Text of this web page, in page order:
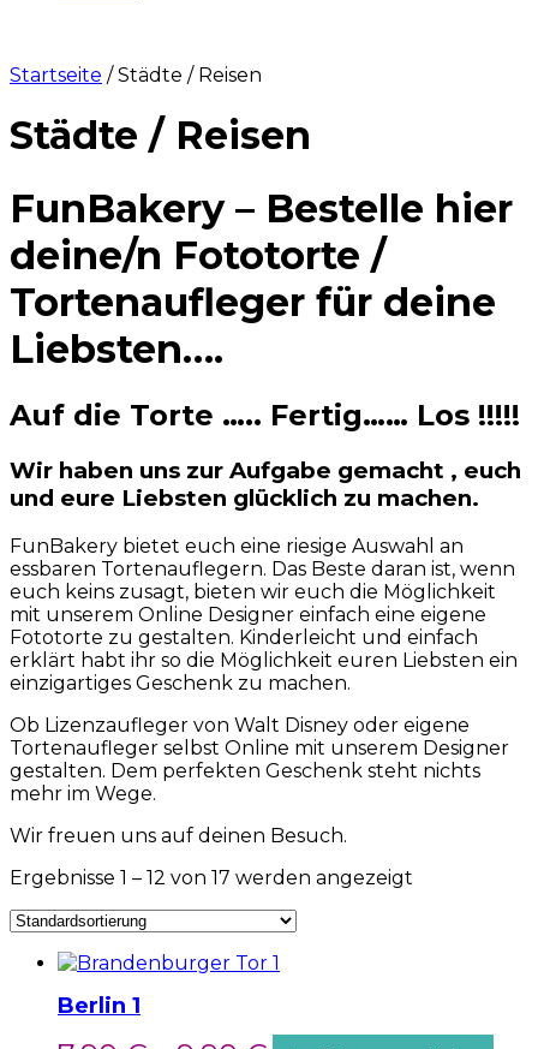
Startseite / Städte / Reisen
Städte / Reisen
FunBakery – Bestelle hier
deine/n Fototorte /
Tortenaufleger für deine
Liebsten….
Auf die Torte ….. Fertig…… Los !!!!!
Wir haben uns zur Aufgabe gemacht , euch
und eure Liebsten glücklich zu machen.
FunBakery bietet euch eine riesige Auswahl an
essbaren Tortenauflegern. Das Beste daran ist, wenn
euch keins zusagt, bieten wir euch die Möglichkeit
mit unserem Online Designer einfach eine eigene
Fototorte zu gestalten. Kinderleicht und einfach
erklärt habt ihr so die Möglichkeit euren Liebsten ein
einzigartiges Geschenk zu machen.
Ob Lizenzaufleger von Walt Disney oder eigene
Tortenaufleger selbst Online mit unserem Designer
gestalten. Dem perfekten Geschenk steht nichts
mehr im Wege.
Wir freuen uns auf deinen Besuch.
Ergebnisse 1 – 12 von 17 werden angezeigt
Berlin 1